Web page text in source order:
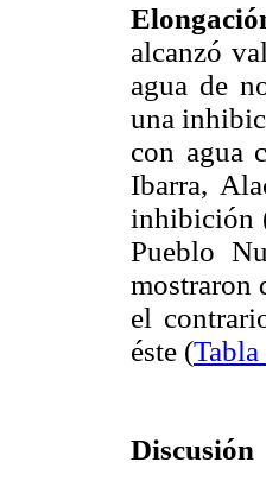
alcanzó
agua de
una
con agua
Ibarra,
inhibición
Pueblo
mostraron
el
éste (Tabla
Discusión